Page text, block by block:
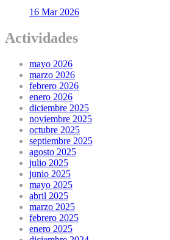
16 Mar2026
Actividades
mayo 2026
marzo 2026
febrero 2026
enero 2026
diciembre 2025
noviembre 2025
octubre 2025
septiembre 2025
agosto 2025
julio 2025
junio 2025
mayo 2025
abril 2025
marzo 2025
febrero 2025
enero 2025